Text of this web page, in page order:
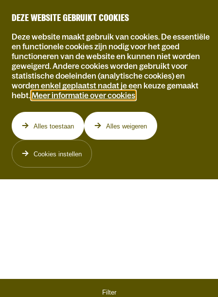
DEZE WEBSITE GEBRUIKT COOKIES
Deze website maakt gebruik van cookies. De essentiële
en functionele cookies zijn nodig voor het goed
functioneren van de website en kunnen niet worden
geweigerd. Andere cookies worden gebruikt voor
statistische doeleinden (analytische cookies) en
worden enkel geplaatst nadat je een keuze gemaakt
hebt. Meer informatie over cookies
Alles toestaan Alles weigeren
Cookies instellen
SPEELT
Filter